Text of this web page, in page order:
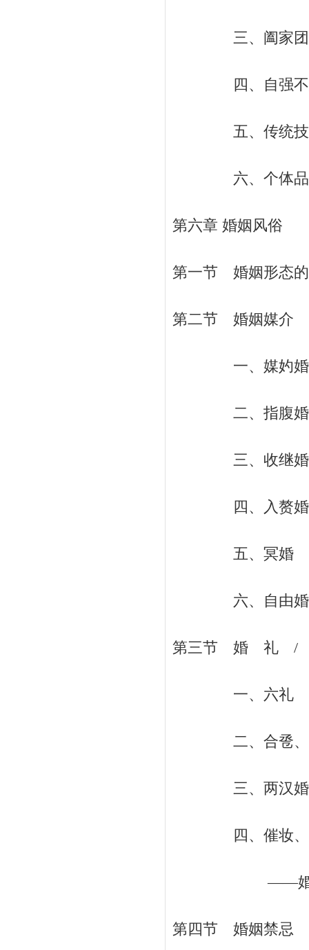
三、阖家团
四、自强不
五、传统技
六、个体品
第六章 婚姻风俗
第一节 婚姻形态
第二节 婚姻媒
一、媒妁婚
二、指腹婚
三、收继婚
四、入赘婚
五、冥婚 /
六、自由婚
第三节 婚 礼 /
一、六礼 /
二、合卺、
三、两汉婚
四、催妆、餪
——婚礼的
第四节 婚姻禁